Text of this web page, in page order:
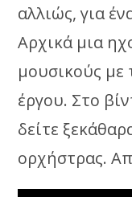
αλλιώς, για
Αρχικά μια
μουσικούς με
έργου. Στο
δείτε
ορχήστρας.